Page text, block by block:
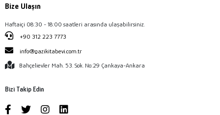
Bize Ulaşın
Haftaiçi 08:30 - 18:00 saatleri arasında ulaşabilirsiniz.
+90 312 223 7773
info@gazikitabevi.com.tr
Bahçelievler Mah. 53. Sok. No:29 Çankaya-Ankara
Bizi Takip Edin